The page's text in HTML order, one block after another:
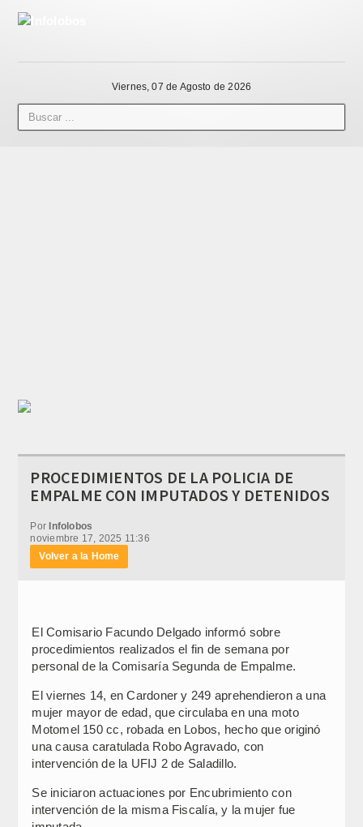
Viernes, 07 de Agosto de 2026
PROCEDIMIENTOS DE LA POLICIA DE
EMPALME CON IMPUTADOS Y DETENIDOS
Por Infolobos
noviembre 17, 2025 11:36
Volver a la Home
El Comisario Facundo Delgado informó sobre
procedimientos realizados el fin de semana por
personal de la Comisaría Segunda de Empalme.
El viernes 14, en Cardoner y 249 aprehendieron a una
mujer mayor de edad, que circulaba en una moto
Motomel 150 cc, robada en Lobos, hecho que originó
una causa caratulada Robo Agravado, con
intervención de la UFIJ 2 de Saladillo.
Se iniciaron actuaciones por Encubrimiento con
intervención de la misma Fiscalía, y la mujer fue